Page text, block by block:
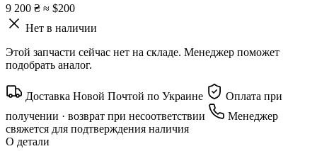
9 200 ₴ ≈ $200
Нет в наличии
Этой запчасти сейчас нет на складе. Менеджер поможет
подобрать аналог.
Доставка Новой Почтой по Украине
Оплата при
получении · возврат при несоответствии
Менеджер
свяжется для подтверждения наличия
О детали